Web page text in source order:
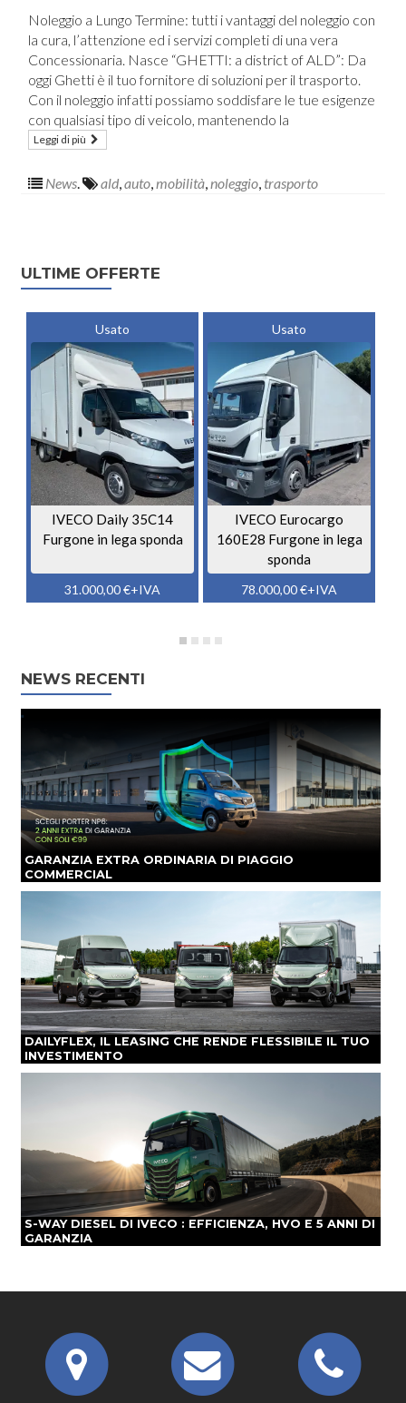
Noleggio a Lungo Termine: tutti i vantaggi del noleggio con
la cura, l’attenzione ed i servizi completi di una vera
Concessionaria. Nasce “GHETTI: a district of ALD”: Da
oggi Ghetti è il tuo fornitore di soluzioni per il trasporto.
Con il noleggio infatti possiamo soddisfare le tue esigenze
con qualsiasi tipo di veicolo, mantenendo la
Leggi di più
News. ald,auto,mobilità,noleggio, trasporto
ULTIME OFFERTE
Usato
IVECO Daily 35C14
Furgone in lega sponda
31.000,00€+IVA
Usato
IVECO Eurocargo
160E28 Furgone in lega
sponda
78.000,00€+IVA
NEWS RECENTI
GARANZIA EXTRA ORDINARIA DI PIAGGIO
COMMERCIAL
DAILYFLEX, IL LEASING CHE RENDE FLESSIBILE IL TUO
INVESTIMENTO
S-WAY DIESEL DI IVECO : EFFICIENZA, HVO E 5 ANNI DI
GARANZIA